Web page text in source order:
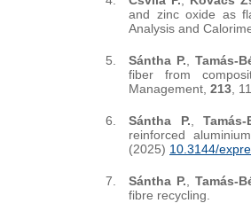
and zinc oxide as
Analysis and
Sántha P.
Tamás-
fiber from
Management, 213 ,
Sántha P. ,
reinforced
(2025) 10.3144/
Sántha P. ,Tamás-
fibre recycling.